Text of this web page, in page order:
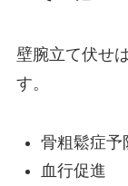
壁腕立て伏せ
す。
骨粗鬆症予
血行促進